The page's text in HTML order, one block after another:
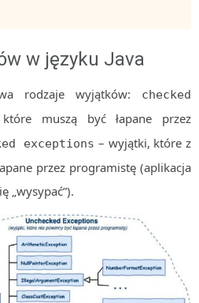
w języku Java
rodzaje wyjątków:
checked
muszą być łapane przez
exceptions – wyjątki, które z
przez programistę (aplikacja
„wysypać”).